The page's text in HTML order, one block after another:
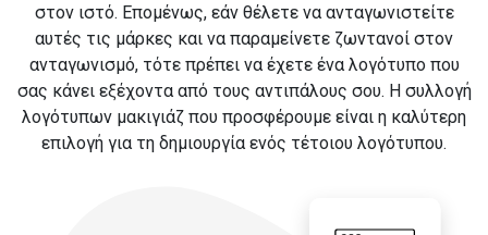
στον ιστό. Επομένως, εάν θέλετε να ανταγωνιστείτε
αυτές τις μάρκες και να παραμείνετε ζωντανοί στον
ανταγωνισμό, τότε πρέπει να έχετε ένα λογότυπο που
σας κάνει εξέχοντα από τους αντιπάλους σου. Η συλλογή
λογότυπων μακιγιάζ που προσφέρουμε είναι η καλύτερη
επιλογή για τη δημιουργία ενός τέτοιου λογότυπου.